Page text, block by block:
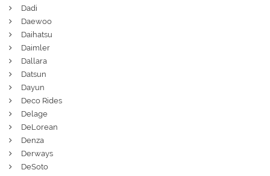
Dadi
Daewoo
Daihatsu
Daimler
Dallara
Datsun
Dayun
Deco Rides
Delage
DeLorean
Denza
Derways
DeSoto